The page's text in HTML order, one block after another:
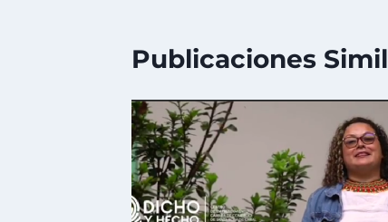
Publicaciones